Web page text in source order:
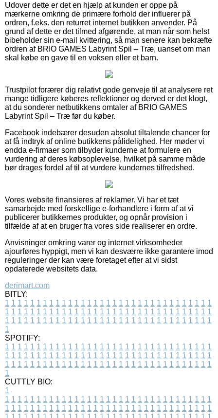
Udover dette er det en hjælp at kunden er oppe på
mærkerne omkring de primære forhold der influerer på
ordren, f.eks. den returret internet butikken anvender. På
grund af dette er det tilmed afgørende, at man når som helst
bibeholder sin e-mail kvittering, så man senere kan bekræfte
ordren af BRIO GAMES Labyrint Spil – Træ, uanset om man
skal købe en gave til en voksen eller et barn.
Trustpilot forærer dig relativt gode genveje til at analysere ret
mange tidligere køberes reflektioner og derved er det klogt,
at du sonderer netbutikkens omtaler af BRIO GAMES
Labyrint Spil – Træ før du køber.
Facebook indebærer desuden absolut tiltalende chancer for
at få indtryk af online butikkens pålidelighed. Her møder vi
endda e-firmaer som tilbyder kunderne at formulere en
vurdering af deres købsoplevelse, hvilket på samme måde
bør drages fordel af til at vurdere kundernes tilfredshed.
Vores website finansieres af reklamer. Vi har et tæt
samarbejde med forskellige e-forhandlere i form af at vi
publicerer butikkernes produkter, og opnår provision i
tilfælde af at en bruger fra vores side realiserer en ordre.
Anvisninger omkring varer og internet virksomheder
ajourføres hyppigt, men vi kan desværre ikke garantere imod
reguleringer der kan være foretaget efter at vi sidst
opdaterede websitets data.
derimart.com
BITLY:
1 1 1 1 1 1 1 1 1 1 1 1 1 1 1 1 1 1 1 1 1 1 1 1 1 1 1 1 1 1 1 1 1
1 1 1 1 1 1 1 1 1 1 1 1 1 1 1 1 1 1 1 1 1 1 1 1 1 1 1 1 1 1 1 1 1
1 1 1 1 1 1 1 1 1 1 1 1 1 1 1 1 1 1 1 1 1 1 1 1 1 1 1 1 1 1 1 1 1
1
SPOTIFY:
1 1 1 1 1 1 1 1 1 1 1 1 1 1 1 1 1 1 1 1 1 1 1 1 1 1 1 1 1 1 1 1 1
1 1 1 1 1 1 1 1 1 1 1 1 1 1 1 1 1 1 1 1 1 1 1 1 1 1 1 1 1 1 1 1 1
1 1 1 1 1 1 1 1 1 1 1 1 1 1 1 1 1 1 1 1 1 1 1 1 1 1 1 1 1 1 1 1 1
1
CUTTLY BIO:
1
1 1 1 1 1 1 1 1 1 1 1 1 1 1 1 1 1 1 1 1 1 1 1 1 1 1 1 1 1 1 1 1 1
1 1 1 1 1 1 1 1 1 1 1 1 1 1 1 1 1 1 1 1 1 1 1 1 1 1 1 1 1 1 1 1 1